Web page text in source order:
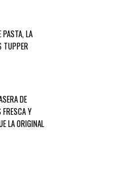
PASTA, LA
TUPPER
DE
Y
LA ORIGINAL